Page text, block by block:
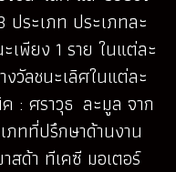
ประเภท ประเภทละ
เพียง 1 ราย ในแต่ละ
วัลชนะเลิศในแต่ละ
: ศราวุธ ละมูล จาก
ภทที่ปรึกษาด้านงาน
ด้า ทีเคซี มอเตอร์